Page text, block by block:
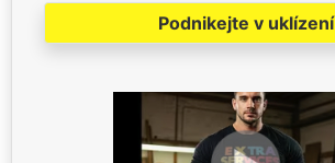
Podnikejte v uklízení